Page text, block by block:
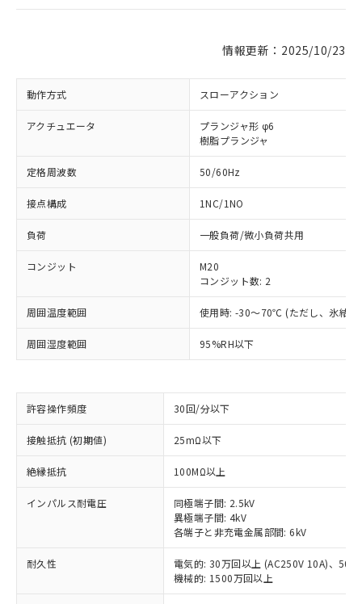
情報更新：2025/10/23
動作方式 スローアクション
アクチュエータ
プランジャ形 φ6
樹脂プランジャ
定格周波数 50/60Hz
接点構成 1NC/1NO
負荷 一般負荷/微小負荷共用
コンジット
M20
コンジット数: 2
周囲温度範囲 使用時: -30～70℃ (ただし、氷結し
周囲湿度範囲 95%RH以下
許容操作頻度 30回/分以下
接触抵抗 (初期値) 25mΩ以下
絶縁抵抗 100MΩ以上
インパルス耐電圧
同極端子間: 2.5kV
異極端子間: 4kV
各端子と非充電金属部間: 6kV
耐久性
電気的: 30万回以上 (AC250V 10A)、50
機械的: 1500万回以上
※1 対応状況
対応済み：EU RoHS指令（10物質）の
非含有に対応した製品が提供可能な商品で
対応予定：EU RoHS指令（10物質）の非含
有に対応した製品に切り替える予定のある
対応予定なし：EU RoHS指令（10物質）の